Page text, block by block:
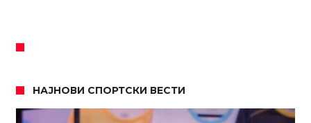
НАЈНОВИ СПОРТСКИ ВЕСТИ